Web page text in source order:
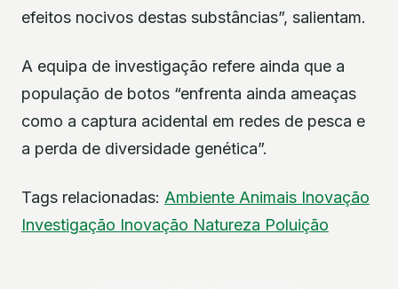
efeitos nocivos destas substâncias”, salientam.
A equipa de investigação refere ainda que a
população de botos “enfrenta ainda ameaças
como a captura acidental em redes de pesca e
a perda de diversidade genética”.
Tags relacionadas: Ambiente Animais Inovação
Investigação Inovação Natureza Poluição